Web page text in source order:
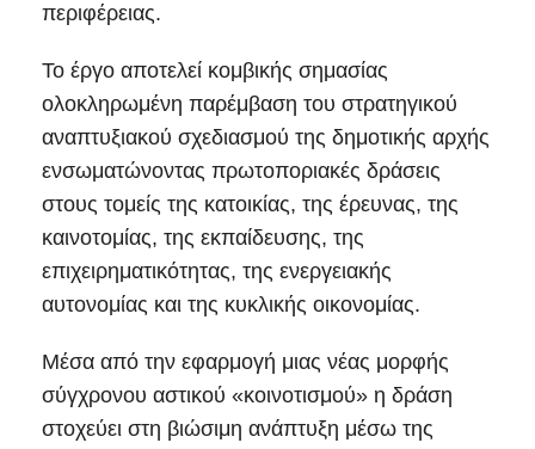
περιφέρειας.
Το έργο αποτελεί κομβικής σημασίας
ολοκληρωμένη παρέμβαση του στρατηγικού
αναπτυξιακού σχεδιασμού της δημοτικής αρχής
ενσωματώνοντας πρωτοποριακές δράσεις
στους τομείς της κατοικίας, της έρευνας, της
καινοτομίας, της εκπαίδευσης, της
επιχειρηματικότητας, της ενεργειακής
αυτονομίας και της κυκλικής οικονομίας.
Μέσα από την εφαρμογή μιας νέας μορφής
σύγχρονου αστικού «κοινοτισμού» η δράση
στοχεύει στη βιώσιμη ανάπτυξη μέσω της